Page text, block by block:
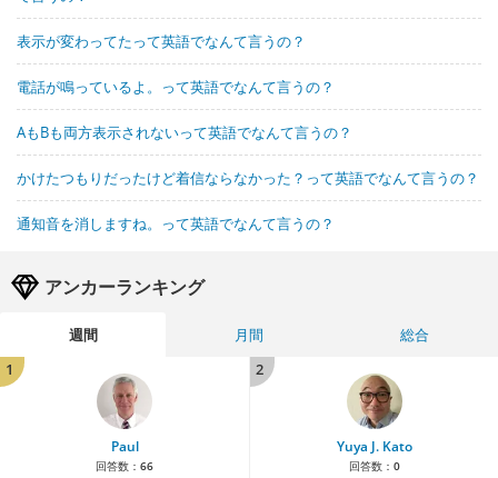
表示が変わってたって英語でなんて言うの？
電話が鳴っているよ。って英語でなんて言うの？
AもBも両方表示されないって英語でなんて言うの？
かけたつもりだったけど着信ならなかった？って英語でなんて言うの？
通知音を消しますね。って英語でなんて言うの？
アンカーランキング
週間 月間
総合
1
Paul
回答数： 66
2
Yuya J. Kato
回答数： 0